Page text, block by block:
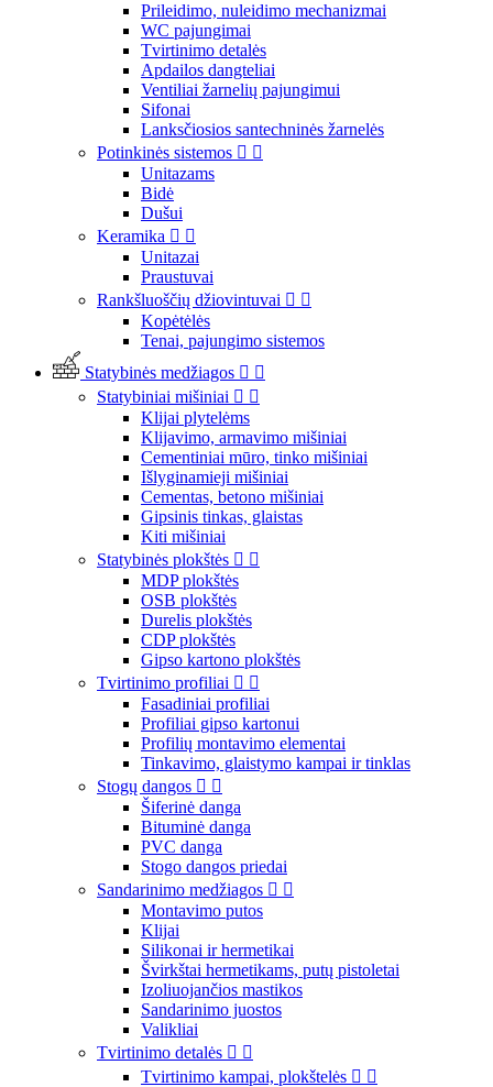
Prileidimo, nuleidimo mechanizmai
WC pajungimai
Tvirtinimo detalės
Apdailos dangteliai
Ventiliai žarnelių pajungimui
Sifonai
Lanksčiosios santechninės žarnelės
Potinkinės sistemos  
Unitazams
Bidė
Dušui
Keramika  
Unitazai
Praustuvai
Rankšluoščių džiovintuvai  
Kopėtėlės
Tenai, pajungimo sistemos
Statybinės medžiagos  
Statybiniai mišiniai  
Klijai plytelėms
Klijavimo, armavimo mišiniai
Cementiniai mūro, tinko mišiniai
Išlyginamieji mišiniai
Cementas, betono mišiniai
Gipsinis tinkas, glaistas
Kiti mišiniai
Statybinės plokštės  
MDP plokštės
OSB plokštės
Durelis plokštės
CDP plokštės
Gipso kartono plokštės
Tvirtinimo profiliai  
Fasadiniai profiliai
Profiliai gipso kartonui
Profilių montavimo elementai
Tinkavimo, glaistymo kampai ir tinklas
Stogų dangos  
Šiferinė danga
Bituminė danga
PVC danga
Stogo dangos priedai
Sandarinimo medžiagos  
Montavimo putos
Klijai
Silikonai ir hermetikai
Švirkštai hermetikams, putų pistoletai
Izoliuojančios mastikos
Sandarinimo juostos
Valikliai
Tvirtinimo detalės  
Tvirtinimo kampai, plokštelės  